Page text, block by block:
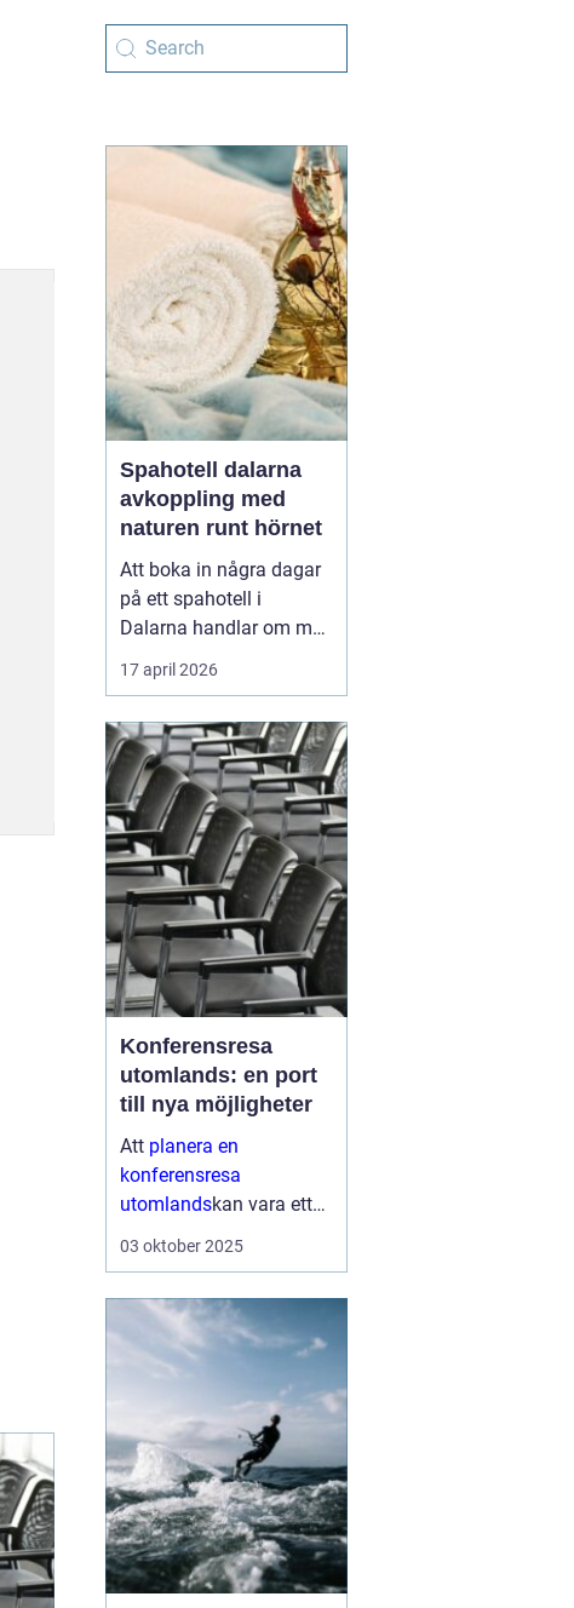
Spahotell dalarna
avkoppling med
naturen runt hörnet
Att boka in några dagar
på ett spahotell i
Dalarna handlar om mer
än varma bad och sköna
behandlingar. Många
kombinationen av
rofyllda miljöer, genuina
dalabyar, god mat och
tydliga årstider. Fjälluft,
sjöutsikt och brasvärme
skapar tillsa...
17 april 2026
Konferensresa
utomlands: en port
till nya möjligheter
Att planera en
konferensresa
utomlandskan vara ett
av de mest spännande
den globala scenen...
03 oktober 2025